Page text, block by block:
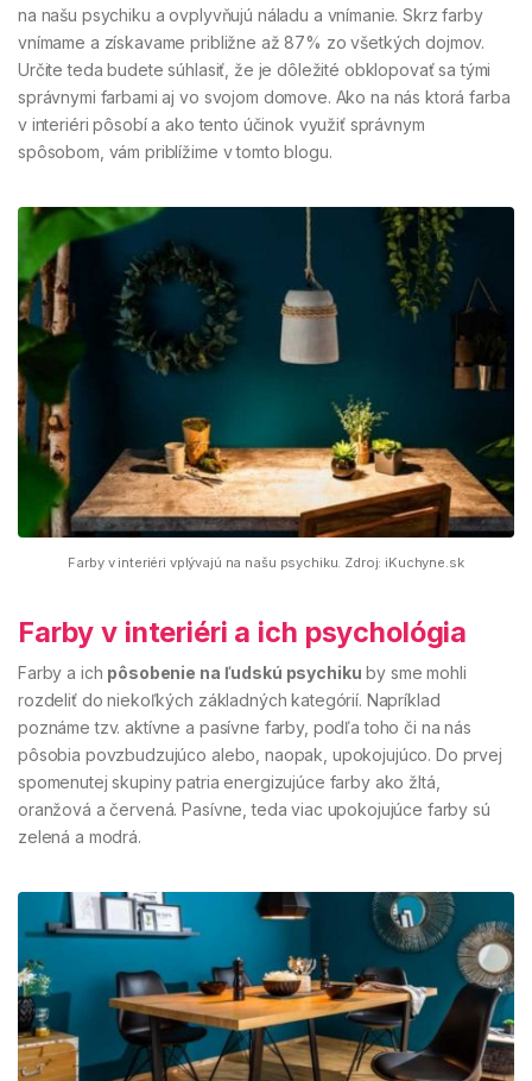
na našu psychiku a ovplyvňujú náladu a vnímanie. Skrz farby
vnímame a získavame približne až 87% zo všetkých dojmov.
Určite teda budete súhlasiť, že je dôležité obklopovať sa tými
správnymi farbami aj vo svojom domove. Ako na nás ktorá farba
v interiéri pôsobí a ako tento účinok využiť správnym
spôsobom, vám priblížime v tomto blogu.
Farby v interiéri vplývajú na našu psychiku. Zdroj: iKuchyne.sk
Farby v interiéri a ich psychológia
Farby a ich pôsobenie na ľudskú psychiku by sme mohli
rozdeliť do niekoľkých základných kategórií. Napríklad
poznáme tzv. aktívne a pasívne farby, podľa toho či na nás
pôsobia povzbudzujúco alebo, naopak, upokojujúco. Do prvej
spomenutej skupiny patria energizujúce farby ako žltá,
oranžová a červená. Pasívne, teda viac upokojujúce farby sú
zelená a modrá.